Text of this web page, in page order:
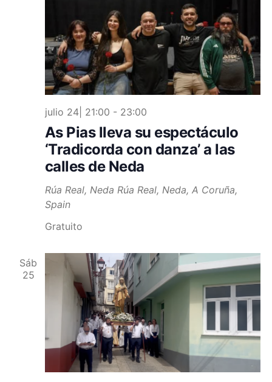
As Pias lleva su espectáculo
‘Tradicorda con danza’ a las
calles de Neda
julio 24| 21:00 - 23:00
Rúa Real, Neda Rúa Real, Neda, A Coruña,
Spain
Gratuito
Sáb
25